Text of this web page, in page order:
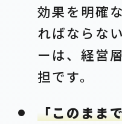
効果を明確
ればならな
ーは、経営
担です。
「このまま